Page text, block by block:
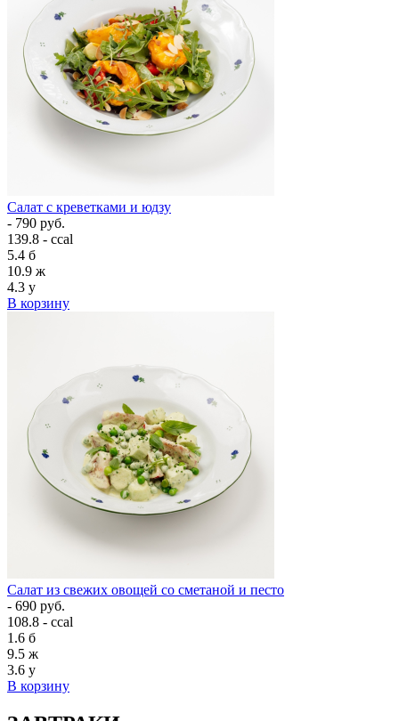
Салат с креветками и юдзу
- 790 руб.
139.8 - ccal
5.4 б
10.9 ж
4.3 у
В корзину
Салат из свежих овощей со сметаной и песто
- 690 руб.
108.8 - ccal
1.6 б
9.5 ж
3.6 у
В корзину